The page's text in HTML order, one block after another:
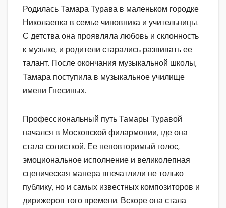
Родилась Тамара Турава в маленьком городке
Николаевка в семье чиновника и учительницы.
С детства она проявляла любовь и склонность
к музыке, и родители старались развивать ее
талант. После окончания музыкальной школы,
Тамара поступила в музыкальное училище
имени Гнесиных.
Профессиональный путь Тамары Туравой
начался в Московской филармонии, где она
стала солисткой. Ее неповторимый голос,
эмоциональное исполнение и великолепная
сценическая манера впечатлили не только
публику, но и самых известных композиторов и
дирижеров того времени. Вскоре она стала